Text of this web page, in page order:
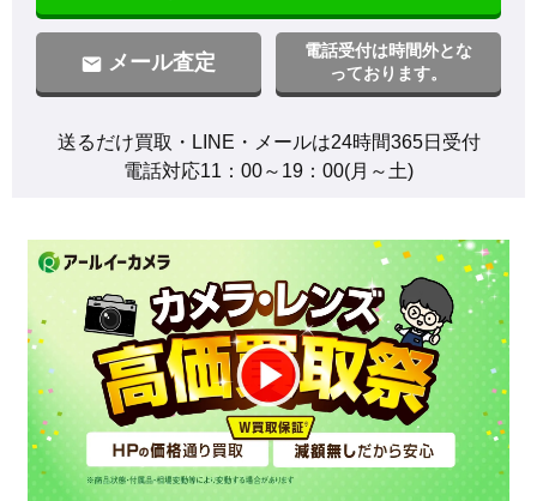
メール査定
電話受付は時間外とな
っております。
送るだけ買取・LINE・メールは24時間365日受付
電話対応11：00～19：00(月～土)